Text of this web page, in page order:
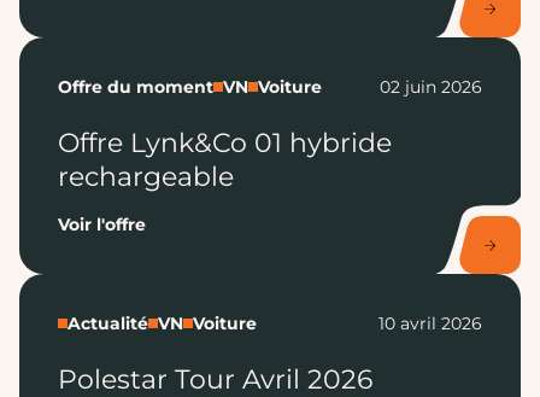
Offre du moment VN Voiture 02 juin 2026
Offre Lynk&Co 01 hybride
rechargeable
Voir l'offre
Actualité VN Voiture 10 avril 2026
Polestar Tour Avril 2026